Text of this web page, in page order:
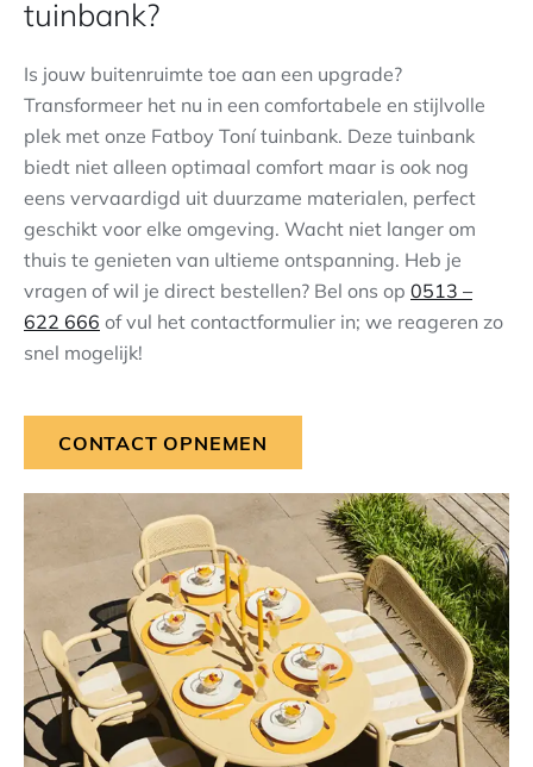
tuinbank?
Is jouw buitenruimte toe aan een upgrade?
Transformeer het nu in een comfortabele en stijlvolle
plek met onze Fatboy Toní tuinbank. Deze tuinbank
biedt niet alleen optimaal comfort maar is ook nog
eens vervaardigd uit duurzame materialen, perfect
geschikt voor elke omgeving. Wacht niet langer om
thuis te genieten van ultieme ontspanning. Heb je
vragen of wil je direct bestellen? Bel ons op 0513 –
622 666 of vul het contactformulier in; we reageren zo
snel mogelijk!
CONTACT OPNEMEN